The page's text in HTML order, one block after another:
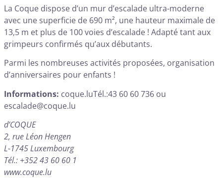
La Coque dispose d’un mur d’escalade ultra-moderne
avec une superficie de 690 m², une hauteur maximale de
13,5 m et plus de 100 voies d’escalade ! Adapté tant aux
grimpeurs confirmés qu’aux débutants.
Parmi les nombreuses activités proposées, organisation
d’anniversaires pour enfants !
Informations: coque.luTél.:43 60 60 736 ou
escalade@coque.lu
d’COQUE
2, rue Léon Hengen
L-1745 Luxembourg
Tél.: +352 43 60 60 1
www.coque.lu